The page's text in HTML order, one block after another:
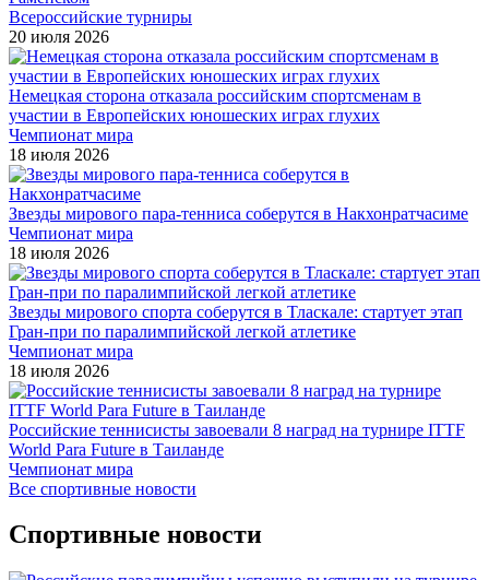
Всероссийские турниры
20 июля 2026
Немецкая сторона отказала российским спортсменам в
участии в Европейских юношеских играх глухих
Чемпионат мира
18 июля 2026
Звезды мирового пара-тенниса соберутся в Накхонратчасиме
Чемпионат мира
18 июля 2026
Звезды мирового спорта соберутся в Тласкале: стартует этап
Гран-при по паралимпийской легкой атлетике
Чемпионат мира
18 июля 2026
Российские теннисисты завоевали 8 наград на турнире ITTF
World Para Future в Таиланде
Чемпионат мира
Все спортивные новости
Спортивные новости